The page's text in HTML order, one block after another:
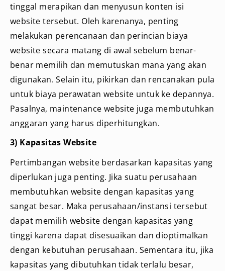
tinggal merapikan dan menyusun konten isi
website tersebut. Oleh karenanya, penting
melakukan perencanaan dan perincian biaya
website secara matang di awal sebelum benar-
benar memilih dan memutuskan mana yang akan
digunakan. Selain itu, pikirkan dan rencanakan pula
untuk biaya perawatan website untuk ke depannya.
Pasalnya, maintenance website juga membutuhkan
anggaran yang harus diperhitungkan.
3) Kapasitas Website
Pertimbangan website berdasarkan kapasitas yang
diperlukan juga penting. Jika suatu perusahaan
membutuhkan website dengan kapasitas yang
sangat besar. Maka perusahaan/instansi tersebut
dapat memilih website dengan kapasitas yang
tinggi karena dapat disesuaikan dan dioptimalkan
dengan kebutuhan perusahaan. Sementara itu, jika
kapasitas yang dibutuhkan tidak terlalu besar,